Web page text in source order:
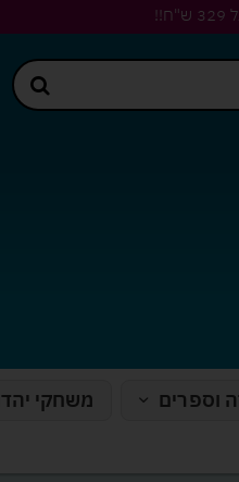
וספרים משחקי